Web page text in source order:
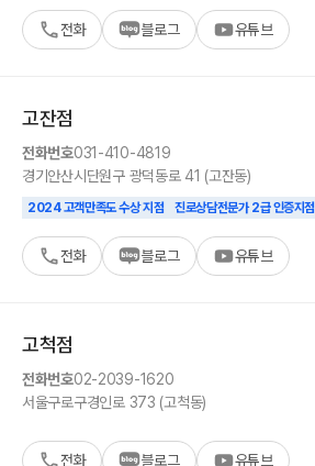
전화 블로그 유튜브
고잔점
전화번호031-410-4819
경기 안산시 단원구 광덕동로 41 (고잔동)
2024 고객만족도 수상 지점 진로상담전문가 2급 인증지점
전화 블로그 유튜브
고척점
전화번호02-2039-1620
서울구로구경인로 373 (고척동)
전화 블로그 유튜브